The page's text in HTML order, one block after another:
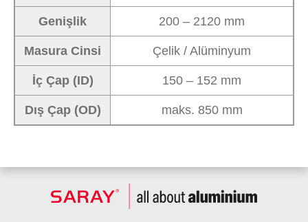
Genişlik 200 – 2120 mm
Masura Cinsi Çelik / Alüminyum
İç Çap (ID) 150 – 152 mm
Dış Çap (OD) maks. 850 mm